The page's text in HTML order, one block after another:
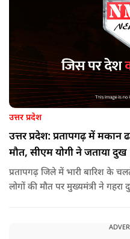
उत्तर प्रदेश
उत्तर प्रदेश: प्रतापगढ़ में मकान
मौत, सीएम योगी ने जताया दुख
प्रतापगढ़ जिले में भारी बारिश के चलते 100 साल पुराना घर ढहने से छह
लोगों की मौत पर मुख्यमंत्री ने गहरा दुख जताया और पीड़ित परिवार के